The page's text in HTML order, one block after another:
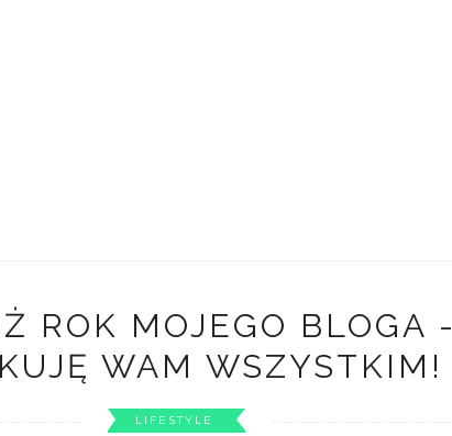
ROK MOJEGO BLOGA -
WAM WSZYSTKIM!
LIFESTYLE